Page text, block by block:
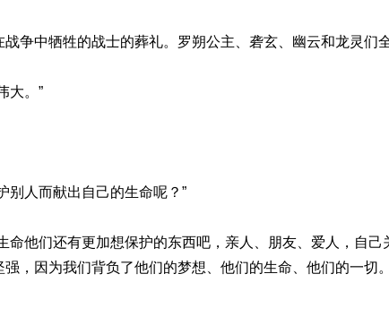
争中牺牲的战士的葬礼。罗朔公主、砻玄、幽云和龙灵们
大。”
别人而献出自己的生命呢？”
命他们还有更加想保护的东西吧，亲人、朋友、爱人，自
，因为我们背负了他们的梦想、他们的生命、他们的一切